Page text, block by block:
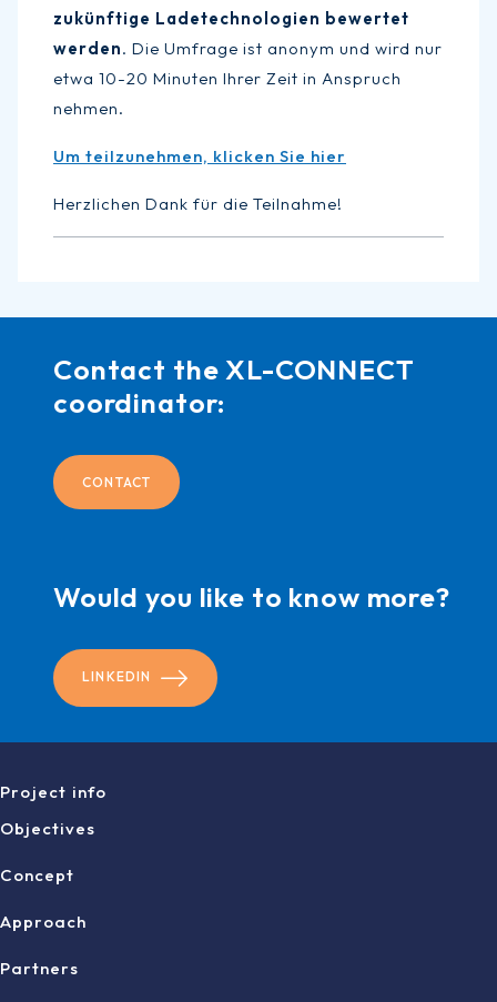
zukünftige Ladetechnologien bewertet
werden. Die Umfrage ist anonym und wird nur
etwa 10-20 Minuten Ihrer Zeit in Anspruch
nehmen.
Um teilzunehmen, klicken Sie hier
Herzlichen Dank für die Teilnahme!
Contact the XL-CONNECT
coordinator:
CONTACT
Would you like to know more?
LINKEDIN
Project info
Objectives
Concept
Approach
Partners